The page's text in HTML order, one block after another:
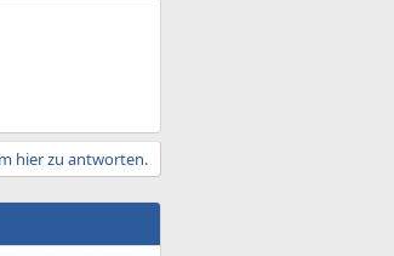
hier zu antworten.